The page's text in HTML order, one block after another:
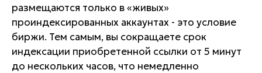
размещаются только в «живых»
проиндексированных аккаунтах - это условие
биржи. Тем самым, вы сокращаете срок
индексации приобретенной ссылки от 5 минут
до нескольких часов, что немедленно